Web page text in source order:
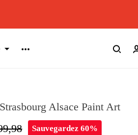
Alsace Paint Art
Sauvegardez 60%